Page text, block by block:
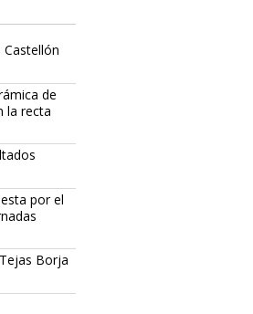
de
la recta
por el
Borja